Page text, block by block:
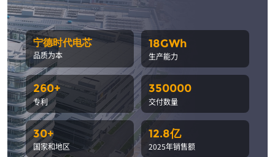
宁德时代电芯
品质为本
18GWh
生产能力
260+
专利
350000
交付数量
30+
国家和地区
12.8亿
2025年销售额